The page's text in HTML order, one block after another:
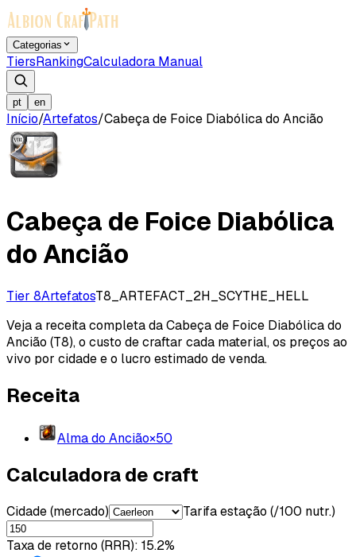
Categorias
TiersRankingCalculadora Manual
pt en
Início/Artefatos/Cabeça de Foice Diabólica do Ancião
Cabeça de Foice Diabólica
do Ancião
Tier 8ArtefatosT8_ARTEFACT_2H_SCYTHE_HELL
Veja a receita completa da Cabeça de Foice Diabólica do
Ancião (T8), o custo de craftar cada material, os preços ao
vivo por cidade e o lucro estimado de venda.
Receita
Alma do Ancião×50
Calculadora de craft
Cidade (mercado) Tarifa estação (/100 nutr.)
Taxa de retorno (RRR): 15.2%